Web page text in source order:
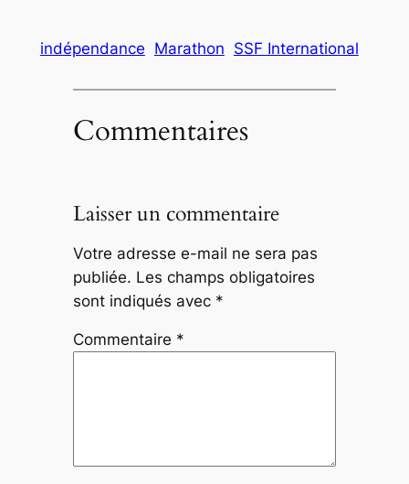
indépendance Marathon SSF International
Commentaires
Laisser un commentaire
Votre adresse e-mail ne sera pas
publiée. Les champs obligatoires
sont indiqués avec *
Commentaire *